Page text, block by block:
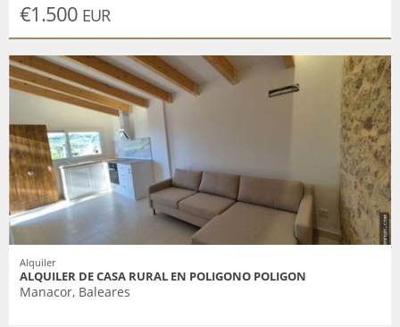
€1.500 EUR
Alquiler
ALQUILER DE CASA RURAL EN POLIGONO POLIGON
Manacor, Baleares